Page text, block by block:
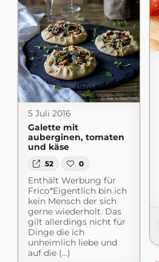
5 Juli 2016
Galette mit
auberginen, tomaten
und käse
52 0
Enthält Werbung für
Frico*Eigentlich bin ich
kein Mensch der sich
gerne wiederholt. Das
gilt allerdings nicht für
Dinge die ich
unheimlich liebe und
auf die (...)